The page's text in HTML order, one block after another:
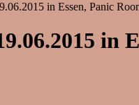
in Essen, Panic
in